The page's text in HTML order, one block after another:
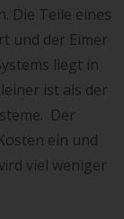
Die Teile eines
und der Eimer
liegt in
ist als der
Der
ein und
viel weniger